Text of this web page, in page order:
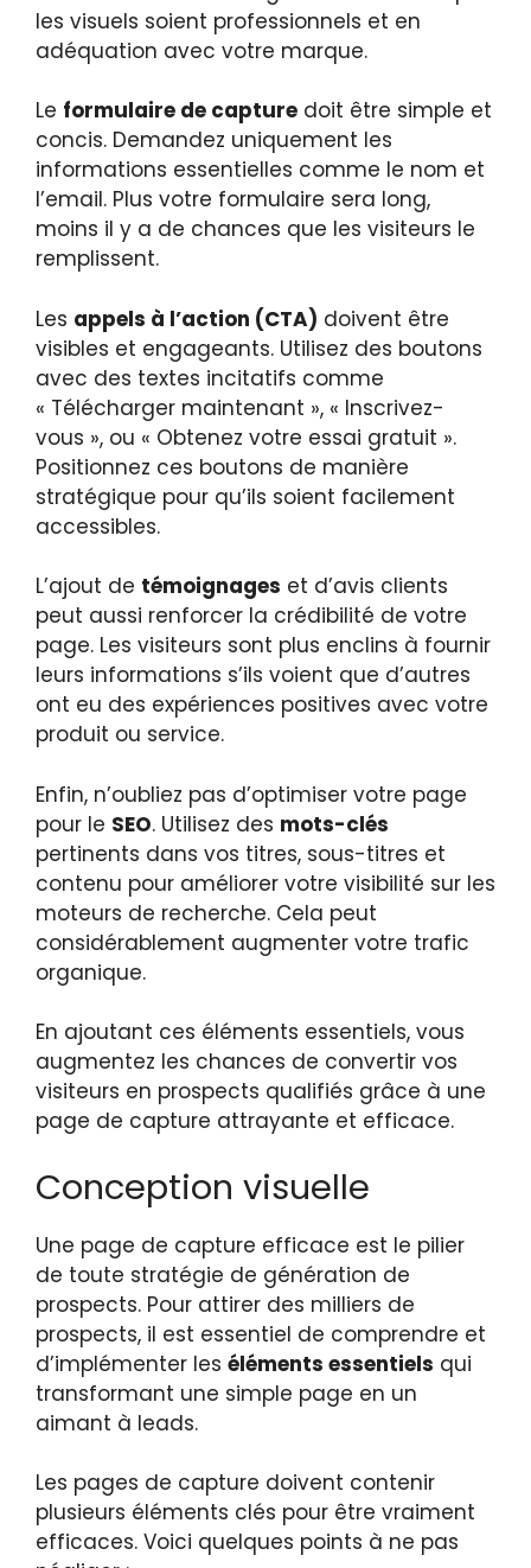
les visuels soient professionnels et en
adéquation avec votre marque.
Le formulaire de capture doit être simple et
concis. Demandez uniquement les
informations essentielles comme le nom et
l’email. Plus votre formulaire sera long,
moins il y a de chances que les visiteurs le
remplissent.
Les appels à l’action (CTA) doivent être
visibles et engageants. Utilisez des boutons
avec des textes incitatifs comme
« Télécharger maintenant », « Inscrivez-
vous », ou « Obtenez votre essai gratuit ».
Positionnez ces boutons de manière
stratégique pour qu’ils soient facilement
accessibles.
L’ajout de témoignages et d’avis clients
peut aussi renforcer la crédibilité de votre
page. Les visiteurs sont plus enclins à fournir
leurs informations s’ils voient que d’autres
ont eu des expériences positives avec votre
produit ou service.
Enfin, n’oubliez pas d’optimiser votre page
pour le SEO. Utilisez des mots-clés
pertinents dans vos titres, sous-titres et
contenu pour améliorer votre visibilité sur les
moteurs de recherche. Cela peut
considérablement augmenter votre trafic
organique.
En ajoutant ces éléments essentiels, vous
augmentez les chances de convertir vos
visiteurs en prospects qualifiés grâce à une
page de capture attrayante et efficace.
Conception visuelle
Une page de capture efficace est le pilier
de toute stratégie de génération de
prospects. Pour attirer des milliers de
prospects, il est essentiel de comprendre et
d’implémenter les éléments essentiels qui
transformant une simple page en un
aimant à leads.
Les pages de capture doivent contenir
plusieurs éléments clés pour être vraiment
efficaces. Voici quelques points à ne pas